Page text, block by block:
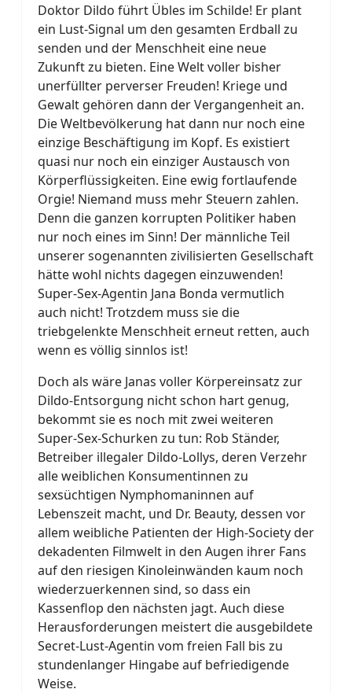
Doktor Dildo führt Übles im Schilde! Er plant
ein Lust-Signal um den gesamten Erdball zu
senden und der Menschheit eine neue
Zukunft zu bieten. Eine Welt voller bisher
unerfüllter perverser Freuden! Kriege und
Gewalt gehören dann der Vergangenheit an.
Die Weltbevölkerung hat dann nur noch eine
einzige Beschäftigung im Kopf. Es existiert
quasi nur noch ein einziger Austausch von
Körperflüssigkeiten. Eine ewig fortlaufende
Orgie! Niemand muss mehr Steuern zahlen.
Denn die ganzen korrupten Politiker haben
nur noch eines im Sinn! Der männliche Teil
unserer sogenannten zivilisierten Gesellschaft
hätte wohl nichts dagegen einzuwenden!
Super-Sex-Agentin Jana Bonda vermutlich
auch nicht! Trotzdem muss sie die
triebgelenkte Menschheit erneut retten, auch
wenn es völlig sinnlos ist!
Doch als wäre Janas voller Körpereinsatz zur
Dildo-Entsorgung nicht schon hart genug,
bekommt sie es noch mit zwei weiteren
Super-Sex-Schurken zu tun: Rob Ständer,
Betreiber illegaler Dildo-Lollys, deren Verzehr
alle weiblichen Konsumentinnen zu
sexsüchtigen Nymphomaninnen auf
Lebenszeit macht, und Dr. Beauty, dessen vor
allem weibliche Patienten der High-Society der
dekadenten Filmwelt in den Augen ihrer Fans
auf den riesigen Kinoleinwänden kaum noch
wiederzuerkennen sind, so dass ein
Kassenflop den nächsten jagt. Auch diese
Herausforderungen meistert die ausgebildete
Secret-Lust-Agentin vom freien Fall bis zu
stundenlanger Hingabe auf befriedigende
Weise.